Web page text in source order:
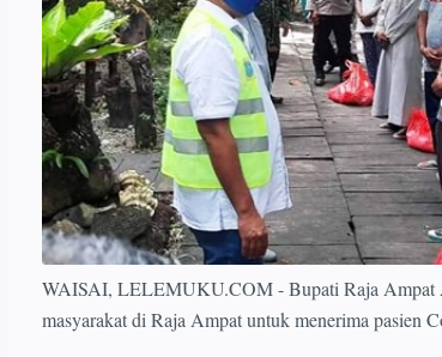
WAISAI, LELEMUKU.COM - Bupati Raja Ampat
masyarakat di Raja Ampat untuk menerima pasien